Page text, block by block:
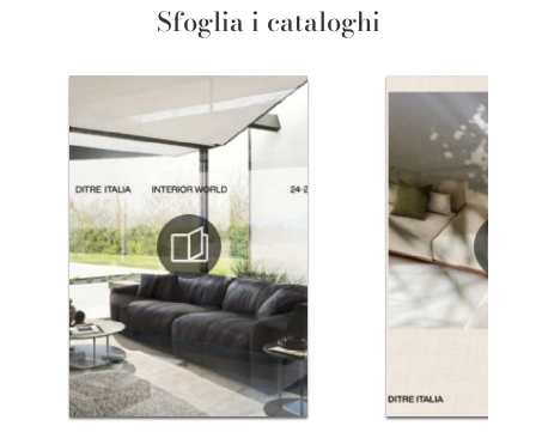
Sfoglia i cataloghi